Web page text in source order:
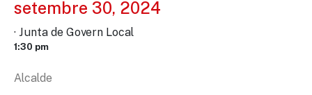
setembre 30, 2024
· Junta de Govern Local
1:30 pm
Alcalde